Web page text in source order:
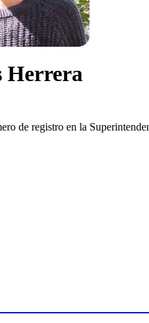
Herrera
de registro en la